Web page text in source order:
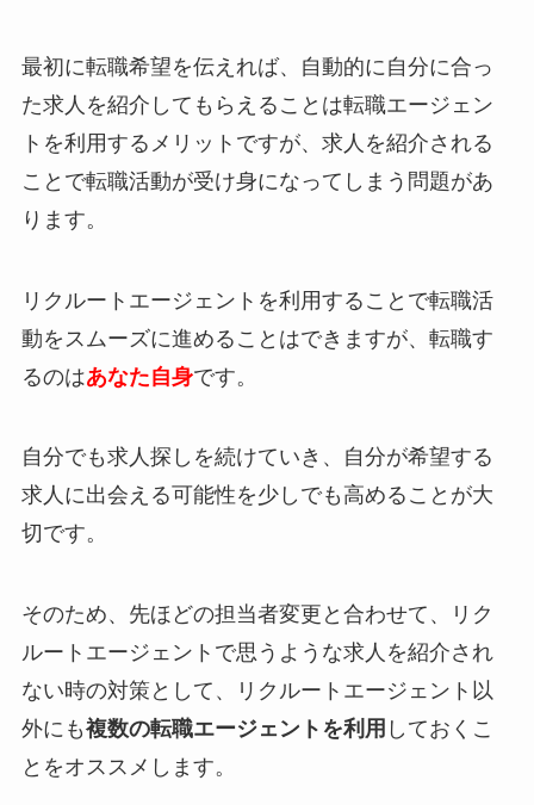
最初に転職希望を伝えれば、自動的に自分に合っ
た求人を紹介してもらえることは転職エージェン
トを利用するメリットですが、求人を紹介される
ことで転職活動が受け身になってしまう問題があ
ります。
リクルートエージェントを利用することで転職活
動をスムーズに進めることはできますが、 転職す
るのはあなた自身です。
自分でも求人探しを続けていき、自分が希望する
求人に出会える可能性を少しでも高めることが大
切です。
そのため、先ほどの担当者変更と合わせて、リク
ルートエージェントで思うような求人を紹介され
ない時の対策として、リクルートエージェント以
外にも複数の転職エージェントを利用 しておくこ
とをオススメします。